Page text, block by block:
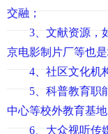
交融；
3、文献资源，如
京电影制片厂等也
4、社区文化机构
5、科普教育职能
中心等校外教育基
6、大众视听传媒